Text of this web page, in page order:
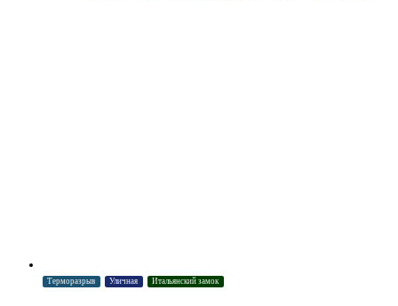
Терморазрыв Уличная Итальянский замок